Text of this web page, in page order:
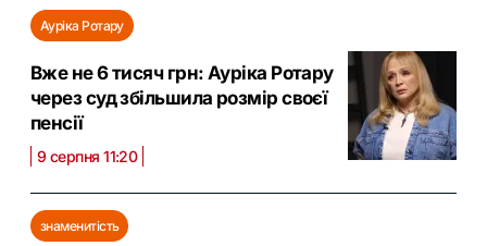
Ауріка Ротару
Вже не 6 тисяч грн: Ауріка Ротару
через суд збільшила розмір своєї
пенсії
9 серпня 11:20
знаменитість